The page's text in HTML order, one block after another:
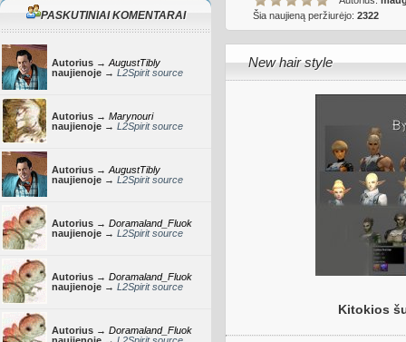
PASKUTINIAI KOMENTARAI
Autorius → AugustTibly
naujienoje → L2Spirit source
Autorius → Marynouri
naujienoje → L2Spirit source
Autorius → AugustTibly
naujienoje → L2Spirit source
Autorius → Doramaland_Fluok
naujienoje → L2Spirit source
Autorius → Doramaland_Fluok
naujienoje → L2Spirit source
Autorius → Doramaland_Fluok
Šia naujieną peržiurėjo: 2322
New hair style
Kitokios